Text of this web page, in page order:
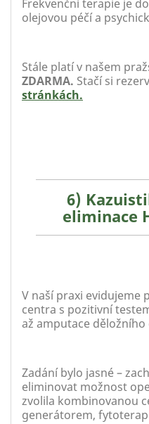
Frekvenční terapie je
olejovou péčí a
Stále platí v našem
ZDARMA. Stačí si
stránkách.
6)
eliminace
V naší praxi evidujeme
centra s pozitivní
až amputace děložního
Zadání bylo jasné –
eliminovat možnost
zvolila kombinovanou
generátorem,